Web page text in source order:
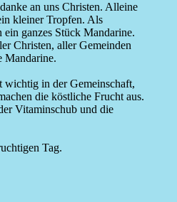
an uns Christen. Alleine
kleiner Tropfen. Als
ganzes Stück Mandarine.
Christen, aller Gemeinden
Mandarine.
wichtig in der Gemeinschaft,
die köstliche Frucht aus.
Vitaminschub und die
Tag.